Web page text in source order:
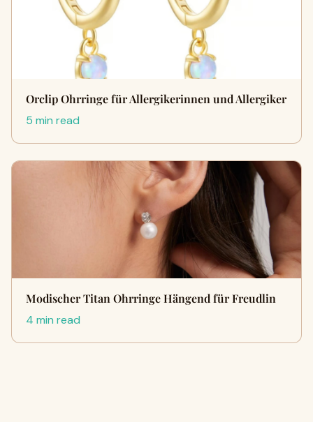
Orclip Ohrringe für Allergikerinnen und Allergiker
5 min read
Modischer Titan Ohrringe Hängend für Freudlin
4 min read